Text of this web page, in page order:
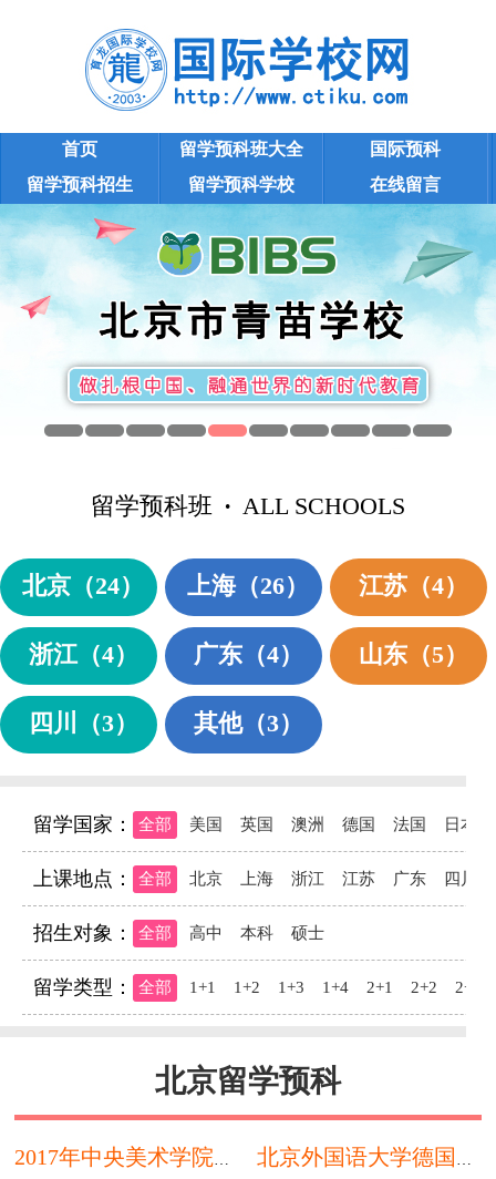
留学预科班
首页 留学预科班大全
国际预科
留学预科招生
留学预科学校 在线留言
1 2 3 9 10
留学预科班 · ALL SCHOOLS
北京 （24） 上海（26） 江苏（4）
浙江（4） 广东（4） 山东（5）
四川 （3） 其他（3）
留学国家： 全部 美国 英国 澳洲 德国 法国 日本
上课地点： 全部 北京 上海 浙江 江苏 广东 四川
招生对象： 全部 高中 本科 硕士
留学类型： 全部 1+1 1+2 1+3 1+4 2+1 2+2 2+3
北京留学预科
2017年中央美术学院国际留学预科 北京外国语大学德国精英大学留学预科